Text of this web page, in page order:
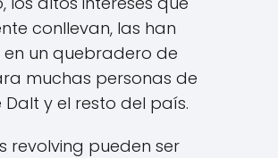
conllevan, las han
un quebradero de
muchas personas de
Dalt y el resto del país.
revolving pueden ser